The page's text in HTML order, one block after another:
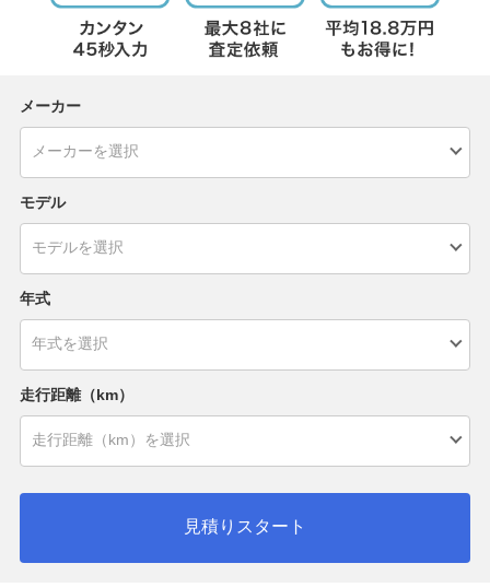
メーカー
モデル
年式
走行距離（km）
見積りスタート